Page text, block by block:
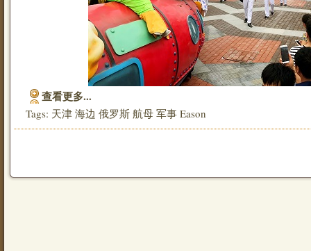
查看更多...
Tags: 天津 海边 俄罗斯 航母 军事 Eason